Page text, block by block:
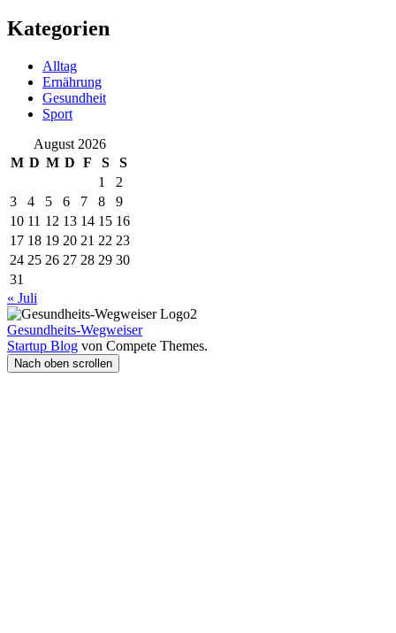
Kategorien
Alltag
Ernährung
Gesundheit
Sport
August 2026
M D M D F S
S
1
2
3
4 5 6 7 8
9
10 11 12 13 14 15 16
17 18 19 20 21 22 23
24 25 26 27 28 29 30
31
« Juli
Gesundheits-Wegweiser
Startup Blog von Compete Themes.
Nach oben scrollen